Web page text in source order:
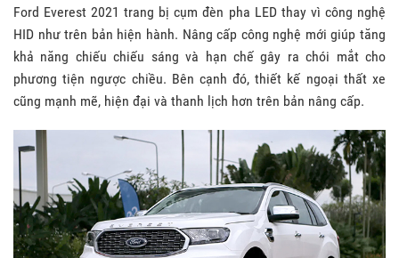
Ford Everest 2021 trang bị cụm đèn pha LED thay vì công nghệ
HID như trên bản hiện hành. Nâng cấp công nghệ mới giúp tăng
khả năng chiếu chiếu sáng và hạn chế gây ra chói mắt cho
phương tiện ngược chiều. Bên cạnh đó, thiết kế ngoại thất xe
cũng mạnh mẽ, hiện đại và thanh lịch hơn trên bản nâng cấp.